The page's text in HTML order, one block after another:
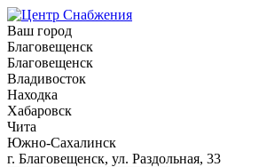
Ваш город
Благовещенск
Благовещенск
Владивосток
Находка
Хабаровск
Чита
Южно-Сахалинск
г. Благовещенск, ул. Раздольная, 33